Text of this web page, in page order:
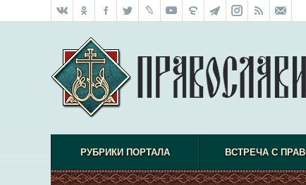
РУБРИКИ ПОРТАЛА ВСТРЕЧА С